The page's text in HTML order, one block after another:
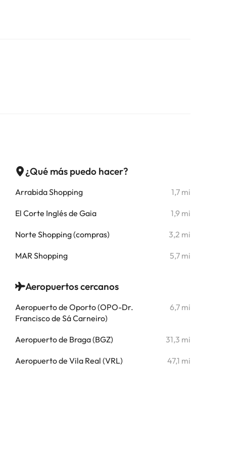
¿Qué más puedo hacer?
Arrabida Shopping 1,7 mi
El Corte Inglés de Gaia 1,9 mi
Norte Shopping (compras) 3,2 mi
MAR Shopping 5,7 mi
Aeropuertos cercanos
Aeropuerto de Oporto (OPO-Dr.
Francisco de Sá Carneiro)
6,7 mi
Aeropuerto de Braga (BGZ) 31,3 mi
Aeropuerto de Vila Real (VRL) 47,1 mi